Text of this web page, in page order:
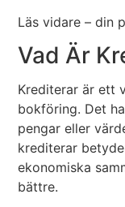
Läs vidare – din
Vad Är
Krediterar är ett
bokföring. Det
pengar eller
krediterar
ekonomiska
bättre.